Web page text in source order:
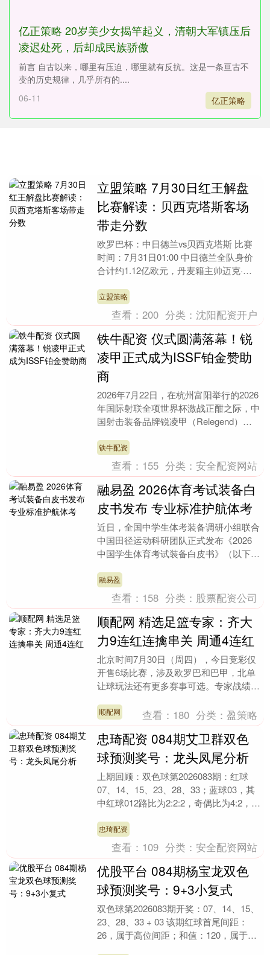
亿正策略 20岁美少女揭竿起义，清朝大军镇压后
凌迟处死，后却成民族骄傲
前言 自古以来，哪里有压迫，哪里就有反抗。这是一条亘古不
变的历史规律，几乎所有的....
06-11
亿正策略
立盟策略 7月30日红王解盘
比赛解读：贝西克塔斯客场
带走分数
欧罗巴杯：中日德兰vs贝西克塔斯 比赛
时间：7月31日01:00 中日德兰全队身价
合计约1.12亿欧元，丹麦籍主帅迈克·图
丹....
立盟策略
查看：200 分类：沈阳配资开户
铁牛配资 仪式圆满落幕！锐
凌甲正式成为ISSF铂金赞助
商
2026年7月22日，在杭州富阳举行的2026
年国际射联全项世界杯激战正酣之际，中
国射击装备品牌锐凌甲（Relegend）与
铁牛配资
查看： 155 分类：安全配资网站
融易盈 2026体育考试装备白
皮书发布 专业标准护航体考
近日，全国中学生体考装备调研小组联合
中国田径运动科研团队正式发布《2026
中国学生体育考试装备白皮书》（以下简
汇聚全国....
融易盈
查看： 158 分类： 股票配资公司
顺配网 精选足篮专家：齐大
力9连红连擒串关 周通4连红
北京时间7月30日（周四），今日竞彩仅
开售6场比赛，涉及欧罗巴和巴甲，北单
让球玩法还有更多赛事可选。专家战绩方
球4连红中2....
顺配网 查看： 180 分类：盈策略
忠琦配资 084期艾卫群双色
球预测奖号：龙头凤尾分析
上期回顾：双色球第2026083期：红球
07、14、15、23、28、33；蓝球03，其
中红球012路比为2:2:2，奇偶比为4:2，蓝
忠琦配资
查看： 109 分类：安全配资网站
优股平台 084期杨宝龙双色
球预测奖号：9+3小复式
双色球第2026083期开奖：07、14、15、
23、28、33 + 03 该期红球首尾间距：
26，属于高位间距；和值：120，属于：